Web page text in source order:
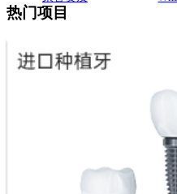
上一篇：
牙周炎怎麽治
少錢?醫療券可以用嗎?
快